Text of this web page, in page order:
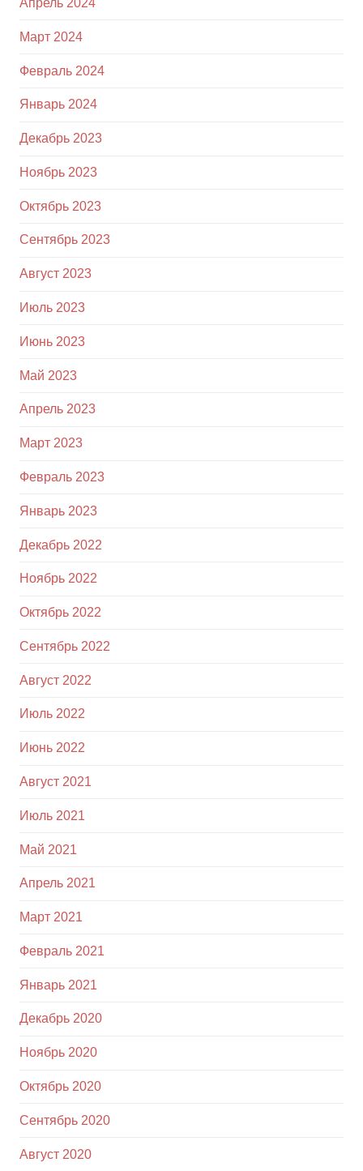
Апрель 2024
Март 2024
Февраль 2024
Январь 2024
Декабрь 2023
Ноябрь 2023
Октябрь 2023
Сентябрь 2023
Август 2023
Июль 2023
Июнь 2023
Май 2023
Апрель 2023
Март 2023
Февраль 2023
Январь 2023
Декабрь 2022
Ноябрь 2022
Октябрь 2022
Сентябрь 2022
Август 2022
Июль 2022
Июнь 2022
Август 2021
Июль 2021
Май 2021
Апрель 2021
Март 2021
Февраль 2021
Январь 2021
Декабрь 2020
Ноябрь 2020
Октябрь 2020
Сентябрь 2020
Август 2020